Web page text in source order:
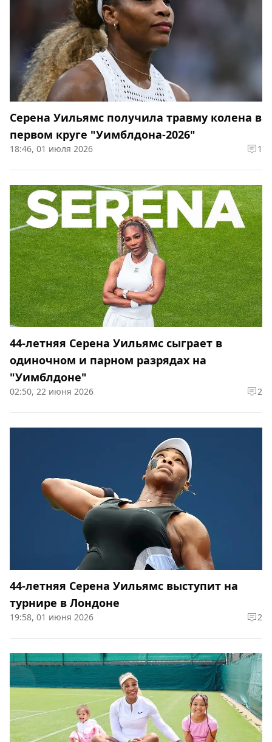
Серена Уильямс получила травму колена в
первом круге "Уимблдона-2026"
18:46, 01 июля 2026 1
44-летняя Серена Уильямс сыграет в
одиночном и парном разрядах на
"Уимблдоне"
02:50, 22 июня 2026 2
44-летняя Серена Уильямс выступит на
турнире в Лондоне
19:58, 01 июня 2026 2